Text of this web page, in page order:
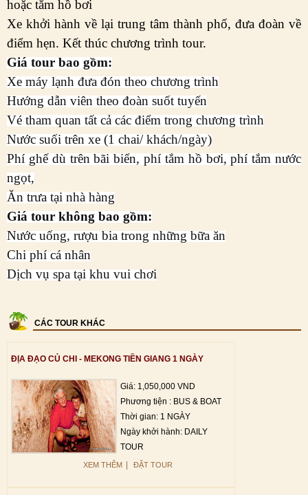
hoặc tắm hồ bơi
Xe khởi hành về lại trung tâm thành phố, đưa đoàn về
điểm hẹn. Kết thúc chương trình tour.
Giá tour bao gồm:
Xe máy lạnh đưa đón theo chương trình
Hướng dẫn viên theo đoàn suốt tuyến
Vé tham quan tất cả các điểm trong chương trình
Nước suối trên xe (1 chai/ khách/ngày)
Phí ghế dù trên bãi biển, phí tắm hồ bơi, phí tắm nước
ngọt,
Ăn trưa tại nhà hàng
Giá tour không bao gồm:
Nước uống, rượu bia trong những bữa ăn
Chi phí cá nhân
Dịch vụ spa tại khu vui chơi
CÁC TOUR KHÁC
ĐỊA ĐẠO CỦ CHI - MEKONG TIỀN GIANG 1 NGÀY
Giá: 1,050,000 VND
Phương tiện : BUS & BOAT
Thời gian: 1 NGÀY
Ngày khởi hành: DAILY
TOUR
XEM THÊM | ĐẶT TOUR